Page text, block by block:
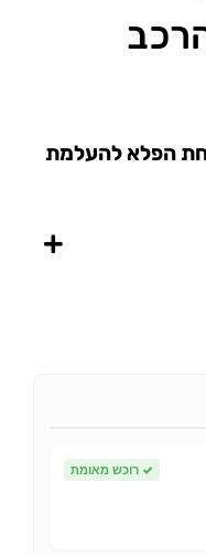
הפלא להעלמת
✓ רוכש מאומת